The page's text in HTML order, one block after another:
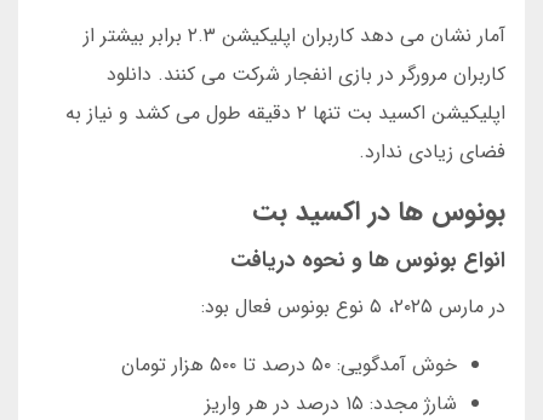
آمار نشان می دهد کاربران اپلیکیشن ۲.۳ برابر بیشتر از
کاربران مرورگر در بازی انفجار شرکت می کنند. دانلود
اپلیکیشن اکسید بت تنها ۲ دقیقه طول می کشد و نیاز به
فضای زیادی ندارد.
بونوس ها در اکسید بت
انواع بونوس ها و نحوه دریافت
در مارس ۲۰۲۵، ۵ نوع بونوس فعال بود:
خوش آمدگویی: ۵۰ درصد تا ۵۰۰ هزار تومان
شارژ مجدد: ۱۵ درصد در هر واریز